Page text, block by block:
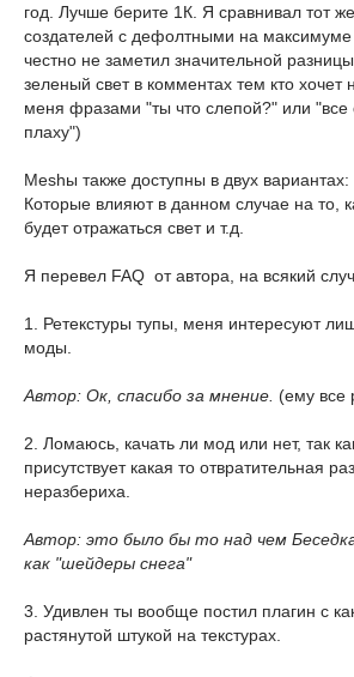
год. Лучше берите 1К. Я сравнивал тот
создателей с дефолтными на
честно не заметил значительной
зеленый свет в комментах тем кто хочет
меня фразами "ты что слепой?" или "все
плаху")
Meshы также доступны в двух вариантах:
Которые влияют в данном случае на то,
будет отражаться свет и т.д.
Я перевел FAQ от автора, на всякий
1. Ретекстуры тупы, меня интересуют
моды.
Автор: Ок, спасибо за мнение. (ему все
2. Ломаюсь, качать ли мод или нет, так
присутствует какая то отвратительная
неразбериха.
Автор: это было бы то над чем
как "шейдеры снега"
3. Удивлен ты вообще постил плагин с
растянутой штукой на текстурах.